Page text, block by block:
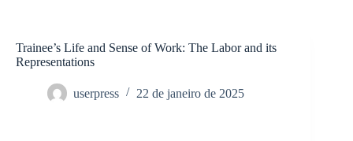
Trainee’s Life and Sense of Work: The Labor and its
Representations
userpress 22 de janeiro de 2025